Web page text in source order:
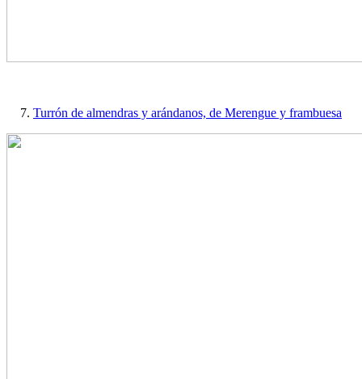
7. Turrón de almendras y arándanos, de Merengue y frambuesa